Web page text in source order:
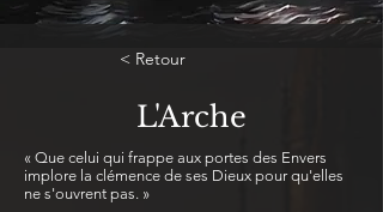
< Retour
L'Arche
« Que celui qui frappe aux portes des Envers
implore la clémence de ses Dieux pour qu'elles
ne s'ouvrent pas. »